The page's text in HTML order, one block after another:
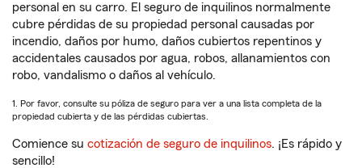
personal en su carro. El seguro de inquilinos normalmente
cubre pérdidas de su propiedad personal causadas por
incendio, daños por humo, daños cubiertos repentinos y
accidentales causados por agua, robos, allanamientos con
robo, vandalismo o daños al vehículo.
1. Por favor, consulte su póliza de seguro para ver a una lista completa de la
propiedad cubierta y de las pérdidas cubiertas.
Comience su cotización de seguro de inquilinos. ¡Es rápido y
sencillo!